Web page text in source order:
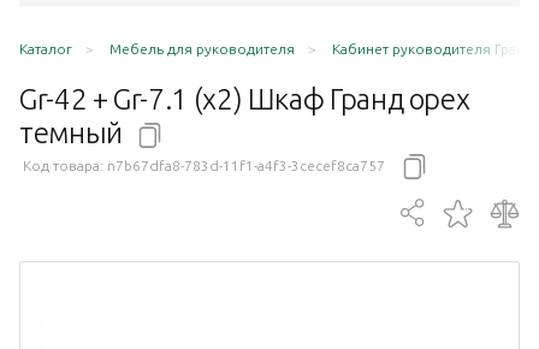
Каталог Мебель для руководителя Кабинет руководителя Гранд
Gr-42 + Gr-7.1 (x2) Шкаф Гранд орех
темный
Код товара: n7b67dfa8-783d-11f1-a4f3-3cecef8ca757